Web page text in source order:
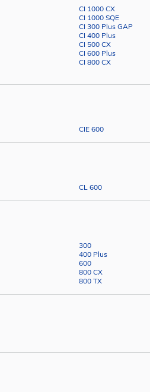
CI 1000 CX
CI 1000 SQE
CI 300 Plus GAP
CI 400 Plus
CI 500 CX
CI 600 Plus
CI 800 CX
CIE 600
CL 600
300
400 Plus
600
800 CX
800 TX